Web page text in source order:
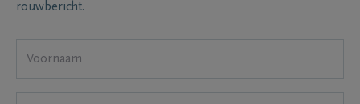
rouwbericht.